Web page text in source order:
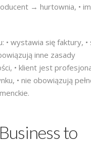
→ hurtownia, •
• wystawia się faktury,
inne zasady
• klient jest
• nie obowiązują
to